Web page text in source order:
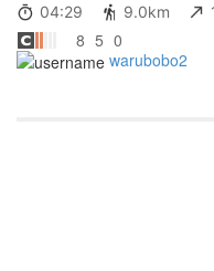
04:29 9.0km
8 5 0
warubobo2